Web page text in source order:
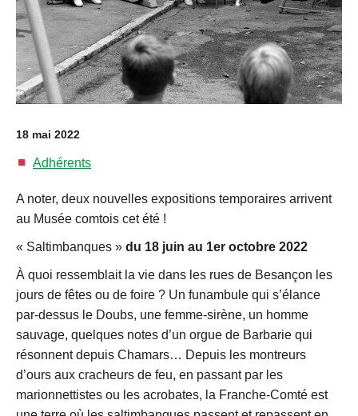
18 mai 2022
Adhérents
A noter, deux nouvelles expositions temporaires arrivent
au Musée comtois cet été !
« Saltimbanques » du 18 juin au 1er octobre 2022
À quoi ressemblait la vie dans les rues de Besançon les
jours de fêtes ou de foire ? Un funambule qui s’élance
par-dessus le Doubs, une femme-sirène, un homme
sauvage, quelques notes d’un orgue de Barbarie qui
résonnent depuis Chamars… Depuis les montreurs
d’ours aux cracheurs de feu, en passant par les
marionnettistes ou les acrobates, la Franche-Comté est